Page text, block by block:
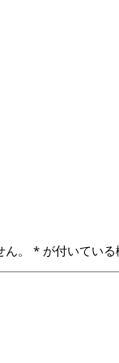
。 * が付いてい